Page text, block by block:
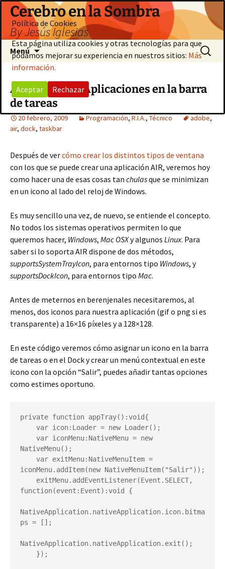
Saltar
contenido
Cerebro en la Sombra
By Jesús Iglesias
Menú Buscar:
Adobe Air II – Aplicaciones en la barra
de tareas
20 febrero, 2009 Programación, R.I.A., Técnico adobe,
air, dock, taskbar
Después de vercómo crear los distintos tipos de ventana
con los que se puede crear una aplicación AIR, veremos hoy
como hacer una de esas cosas tan chulasque se minimizan
en un icono al lado del reloj de Windows.
Es muy sencillo una vez, de nuevo, se entiende el concepto.
No todos los sistemas operativos permiten lo que
queremos hacer, Windows, Mac OSXy algunos Linux. Para
saber si lo soporta AIR dispone de dos métodos,
supportsSystemTrayIcon, para entornos tipo Windows, y
supportsDockIcon, para entornos tipo Mac.
Antes de meternos en berenjenales necesitaremos, al
menos, dos iconos para nuestra aplicación (gif o png si es
transparente) a 16×16 píxeles y a 128×128.
En este código veremos cómo asignar un icono en la barra
de tareas o en el Dock y crear un menú contextual en este
icono con la opción “Salir”, puedes añadir tantas opciones
como estimes oportuno.
private function appTray():void{
NativeMenu();
iconMenu.addItem(new NativeMenuItem("Salir"));
function(event:Event):void {
NativeApplication.nativeApplication.icon.bitma
ps = [];
NativeApplication.nativeApplication.exit();
Política de Cookies
Esta página utiliza cookies y otras tecnologías para que
podamos mejorar su experiencia en nuestros sitios: Más
información.
Aceptar Rechazar